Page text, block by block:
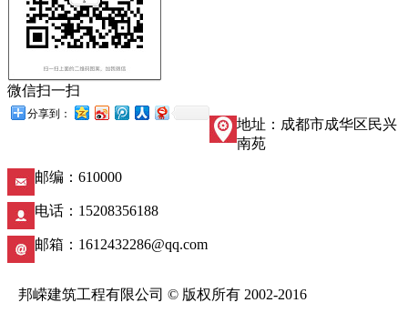
微信扫一扫
分享到：
地址：成都市成华区民兴
南苑
邮编：610000
电话：15208356188
邮箱：1612432286@qq.com
邦嵘建筑工程有限公司 © 版权所有 2002-2016